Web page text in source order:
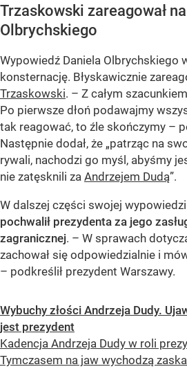
Trzaskowski zareagował
Olbrychskiego
Wypowiedź Daniela Olbrychskiego
konsternację. Błyskawicznie
Trzaskowski. – Z całym
Po pierwsze dłoń podawajmy
tak reagować, to źle skończymy –
Następnie dodał, że „patrząc na
rywali, nachodzi go myśl, abyśmy
nie zatęsknili za Andrzejem Dudą”.
W dalszej części swojej wypowiedzi
pochwalił prezydenta za jego
zagranicznej. – W sprawach
zachował się odpowiedzialnie i
– podkreślił prezydent Warszawy.
Wybuchy złości Andrzeja Dudy.
jest prezydent
Kadencja Andrzeja Dudy w roli
Tymczasem na jaw wychodzą